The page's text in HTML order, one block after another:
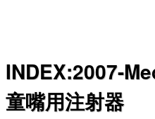
INDEX:2007-
童嘴用注射器